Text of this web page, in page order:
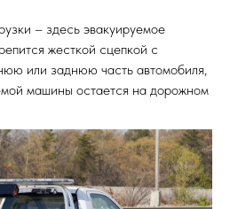
– здесь эвакуируемое
жесткой сцепкой с
или заднюю часть автомобиля,
машины остается на дорожном